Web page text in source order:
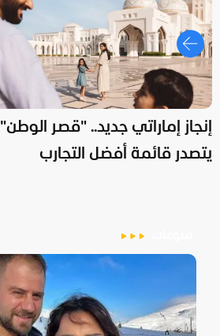
إنجاز إماراتي جديد.. "قصر الوطن"
يتصدر قائمة أفضل التجارب